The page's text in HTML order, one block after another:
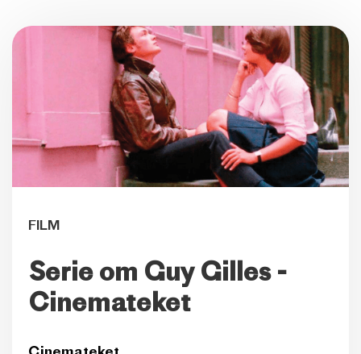
FILM
Serie om Guy Gilles -
Cinemateket